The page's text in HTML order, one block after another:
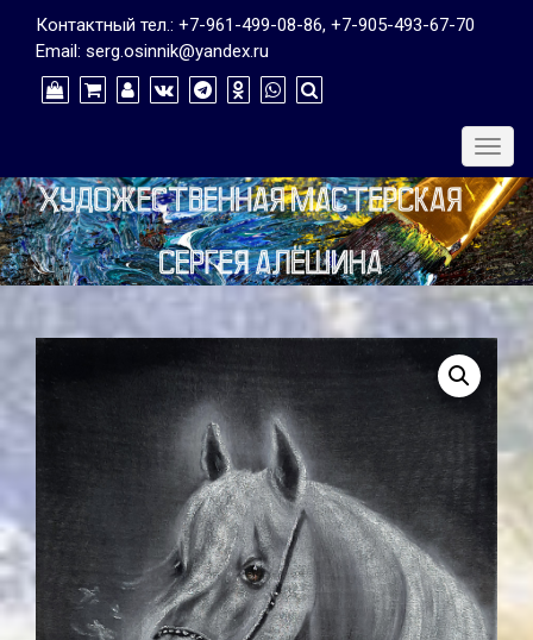
Контактный тел.: +7-961-499-08-86, +7-905-493-67-70
Email: serg.osinnik@yandex.ru